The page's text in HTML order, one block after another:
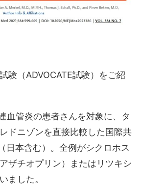
験（ADVOCATE試験）をご紹
血管炎の患者さんを対象に、タ
ドニゾンを直接比較した国際共
日本含む）。全例がシクロホス
ザチオプリン）またはリツキシ
ました。